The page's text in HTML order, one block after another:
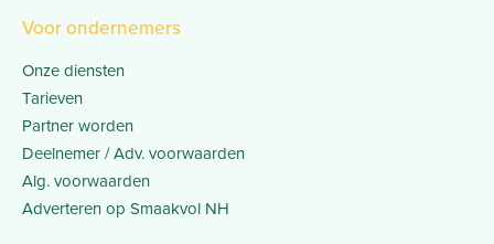
Voor ondernemers
Onze diensten
Tarieven
Partner worden
Deelnemer / Adv. voorwaarden
Alg. voorwaarden
Adverteren op Smaakvol NH